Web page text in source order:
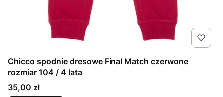
Chicco spodnie dresowe Final Match czerwone
rozmiar 104 / 4 lata
Cena
35,00 zł